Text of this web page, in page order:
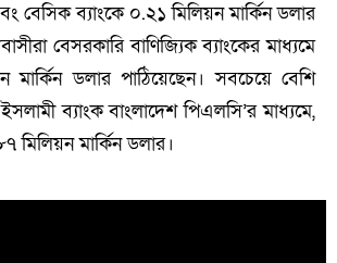
বেসিক ব্যাংকে ০.২১ মিলিয়ন মার্কিন ডলার
বেসরকারি বাণিজ্যিক ব্যাংকের মাধ্যমে
মার্কিন ডলার পাঠিয়েছেন। সবচেয়ে বেশি
ব্যাংক বাংলাদেশ পিএলসি’র মাধ্যমে,
মিলিয়ন মার্কিন ডলার।